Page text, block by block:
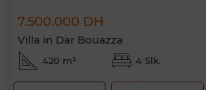
7.500.000 DH
Villa in Dar Bouazza
420 m² 4 Slk.